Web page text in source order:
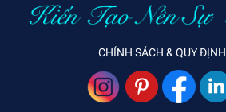
CHÍNH SÁCH & QUY ĐỊNH